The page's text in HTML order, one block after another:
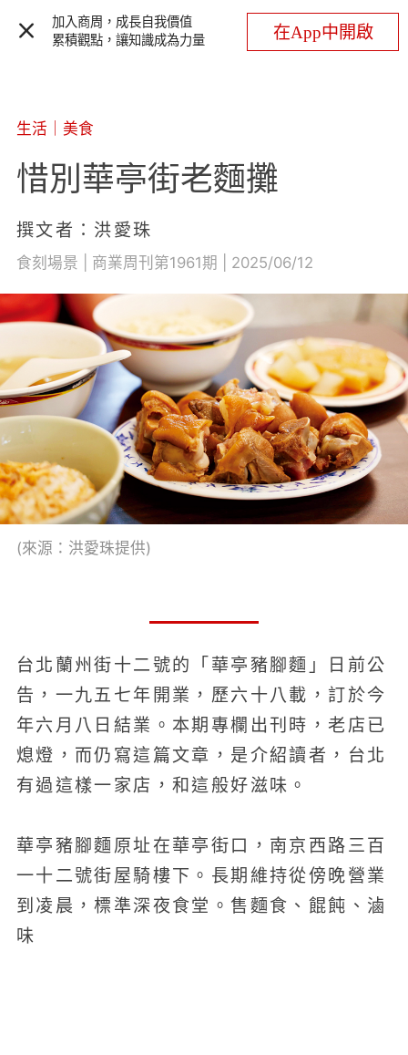
加入商周，成長自我價值
累積觀點，讓知識成為力量
在App中開啟
生活 美食
惜別華亭街老麵攤
撰文者：洪愛珠
食刻場景 | 商業周刊第1961期 | 2025/06/12
(來源：洪愛珠提供)
台北蘭州街十二號的「華亭豬腳麵」日前公
告，一九五七年開業，歷六十八載，訂於今
年六月八日結業。本期專欄出刊時，老店已
熄燈，而仍寫這篇文章，是介紹讀者，台北
有過這樣一家店，和這般好滋味。
華亭豬腳麵原址在華亭街口，南京西路三百
一十二號街屋騎樓下。長期維持從傍晚營業
到凌晨，標準深夜食堂。售麵食、餛飩、滷
味